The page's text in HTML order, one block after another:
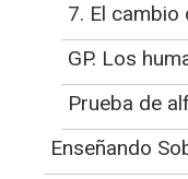
El
Climático
Salta a:
Encontrar
7. El cambio
GP. Los
Prueba de
Enseñando